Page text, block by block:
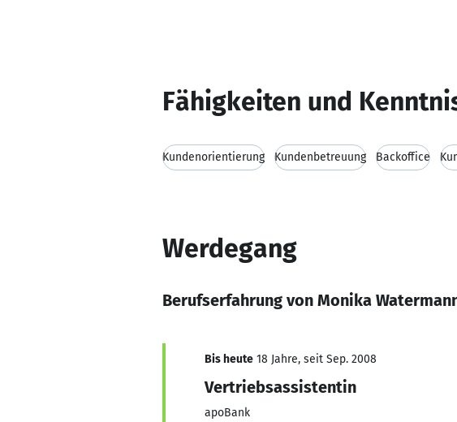
Fähigkeiten und
Kundenorientierung Kundenbetreuung Backoffice
Werdegang
Berufserfahrung von Monika
Bis heute 18 Jahre, seit Sep. 2008
Vertriebsassistentin
apoBank